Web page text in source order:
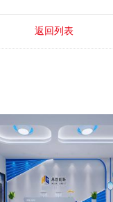
返回列表